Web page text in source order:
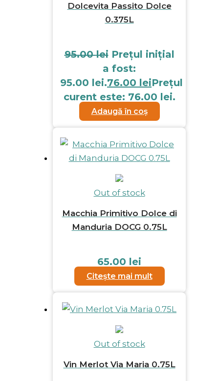
Dolcevita Passito Dolce
0.375L
95.00lei Prețul inițial
a fost:
95.00 lei.76.00 leiPrețul
curent este: 76.00 lei.
Adaugă în coș
Out of stock
Macchia Primitivo Dolce di
Manduria DOCG 0.75L
65.00 lei
Citește mai mult
Out of stock
Vin Merlot Via Maria 0.75L